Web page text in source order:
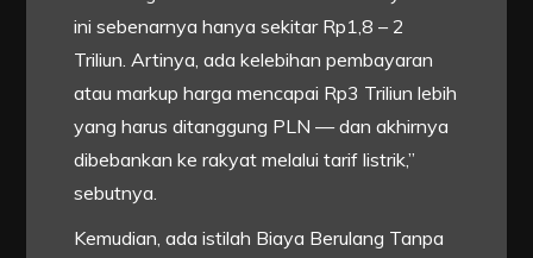
ini sebenarnya hanya sekitar Rp1,8 – 2
Triliun. Artinya, ada kelebihan pembayaran
atau markup harga mencapai Rp3 Triliun lebih
yang harus ditanggung PLN — dan akhirnya
dibebankan ke rakyat melalui tarif listrik,”
sebutnya.
Kemudian, ada istilah Biaya Berulang Tanpa